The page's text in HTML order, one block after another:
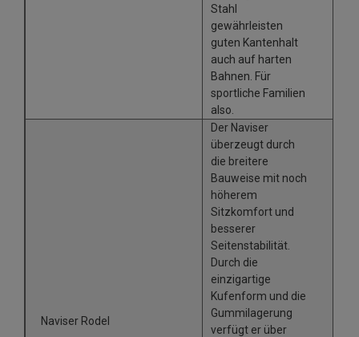
Stahl
gewährleisten
guten Kantenhalt
auch auf harten
Bahnen. Für
sportliche Familien
also.
Naviser Rodel
Der Naviser
überzeugt durch
die breitere
Bauweise mit noch
höherem
Sitzkomfort und
besserer
Seitenstabilität.
Durch die
einzigartige
Kufenform und die
Gummilagerung
verfügt er über